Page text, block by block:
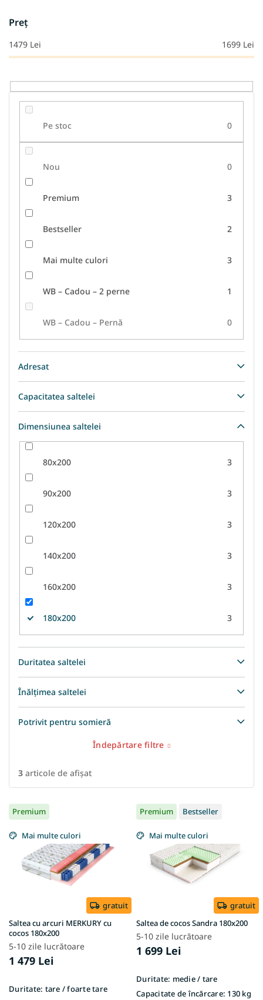
p
r
o
u
s
Preţ
1479 Lei 1699 Lei
Pe stoc 0
Nou 0
Premium 3
Bestseller 2
Mai multe culori 3
WB – Cadou – 2 perne 1
WB – Cadou – Pernă 0
Adresat
Capacitatea saltelei
Dimensiunea saltelei
80x200 3
90x200 3
120x200 3
140x200 3
160x200 3
180x200 3
Duritatea saltelei
Înălțimea saltelei
Potrivit pentru somieră
Îndepărtare filtre
3 articole de afişat
L
i
s
t
u
s
e
Premium
Mai multe culori
gratuit
Saltea cu arcuri MERKURY cu
cocos 180x200
5-10 zile lucrătoare
1 479 Lei
Duritate: tare / foarte tare
Premium Bestseller
Mai multe culori
gratuit
Saltea de cocos Sandra 180x200
5-10 zile lucrătoare
1 699 Lei
Duritate: medie / tare
Capacitate de încărcare: 130 kg